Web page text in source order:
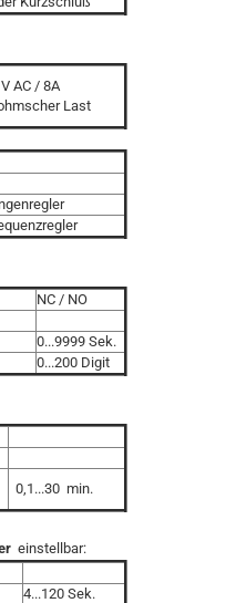
AC / 8A
Last
NC / NO
0...9999 Sek.
0...200 Digit
0,1...30 min.
einstellbar:
4...120 Sek.